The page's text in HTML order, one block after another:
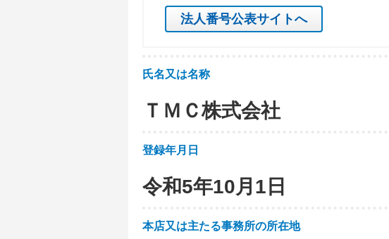
法人番号公表サイトへ
氏名又は名称
ＴＭＣ株式会社
登録年月日
令和5年10月1日
本店又は主たる事務所の所在地